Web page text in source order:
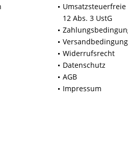
12 Abs. 3 UstG
Widerrufsrecht
Datenschutz
AGB
Impressum